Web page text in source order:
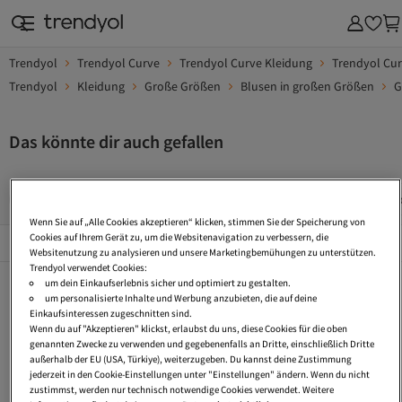
Trendyol Trendyol Curve Trendyol Curve Kleidung
Trendyol
Trendyol
Kleidung Große Größen Blusen in großen Größen
Das könnte dir auch gefallen
Beliebte Seiten Alles Sehen
Oversize Bluse Gestreifte Blusen
Plissee Blusen
Crop Bluse
Winterblusen
Jeans Blusen
Business Bluse
Elegant Bluse
Bluse Knitterfrei
Gepunktete Bluse
Bubikragen Bluse
Wenn Sie auf „Alle Cookies akzeptieren“ klicken, stimmen Sie der Speicherung von
Cookies auf Ihrem Gerät zu, um die Websitenavigation zu verbessern, die
Websitenutzung zu analysieren und unsere Marketingbemühungen zu unterstützen.
Trendyol verwendet Cookies:
um dein Einkaufserlebnis sicher und optimiert zu gestalten.
um personalisierte Inhalte und Werbung anzubieten, die auf deine
Einkaufsinteressen zugeschnitten sind.
Wenn du auf "Akzeptieren" klickst, erlaubst du uns, diese Cookies für die oben
genannten Zwecke zu verwenden und gegebenenfalls an Dritte, einschließlich Dritte
außerhalb der EU (USA, Türkiye), weiterzugeben. Du kannst deine Zustimmung
jederzeit in den Cookie-Einstellungen unter "Einstellungen" ändern. Wenn du nicht
zustimmst, werden nur technisch notwendige Cookies verwendet. Weitere